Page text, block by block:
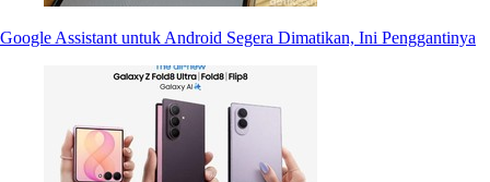
Google Assistant untuk Android Segera Dimatikan, Ini Penggantinya